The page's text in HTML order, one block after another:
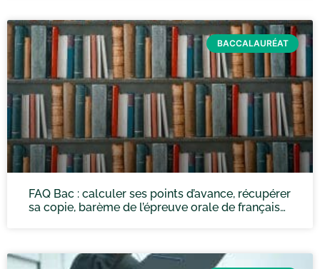
BACCALAURÉAT
FAQ Bac : calculer ses points d’avance, récupérer
sa copie, barème de l’épreuve orale de français…